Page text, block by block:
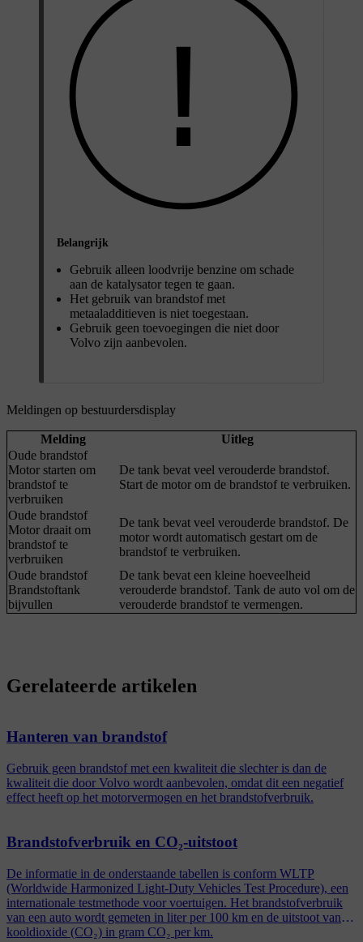
Belangrijk
Gebruik alleen loodvrije benzine om schade
aan de katalysator tegen te gaan.
Het gebruik van brandstof met
metaaladditieven is niet toegestaan.
Gebruik geen toevoegingen die niet door
Volvo zijn aanbevolen.
Meldingen op bestuurdersdisplay
Melding
Uitleg
Oude brandstof
Motor starten om
brandstof te
verbruiken
De tank bevat veel verouderde brandstof.
Start de motor om de brandstof te verbruiken.
Oude brandstof
Motor draait om
brandstof te
verbruiken
De tank bevat veel verouderde brandstof. De
motor wordt automatisch gestart om de
brandstof te verbruiken.
Oude brandstof
Brandstoftank
bijvullen
De tank bevat een kleine hoeveelheid
verouderde brandstof. Tank de auto vol om de
verouderde brandstof te vermengen.
Gerelateerde artikelen
Hanteren van brandstof
Gebruik geen brandstof met een kwaliteit die slechter is dan de
kwaliteit die door Volvo wordt aanbevolen, omdat dit een negatief
effect heeft op het motorvermogen en het brandstofverbruik.
Brandstofverbruik en CO₂-uitstoot
De informatie in de onderstaande tabellen is conform WLTP
(Worldwide Harmonized Light-Duty Vehicles Test Procedure), een
internationale testmethode voor voertuigen. Het brandstofverbruik
van een auto wordt gemeten in liter per 100 km en de uitstoot van
kooldioxide (CO₂) in gram CO₂ per km.